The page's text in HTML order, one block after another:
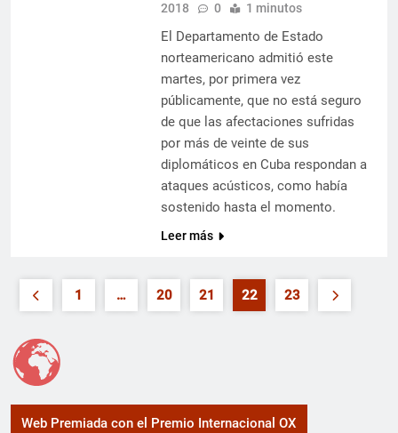
2018
0 1 minutos
El Departamento de Estado
norteamericano admitió este
martes, por primera vez
públicamente, que no está seguro
de que las afectaciones sufridas
por más de veinte de sus
diplomáticos en Cuba respondan a
ataques acústicos, como había
sostenido hasta el momento.
Leer más
1 … 20 21 22 23
Web Premiada con el Premio Internacional OX